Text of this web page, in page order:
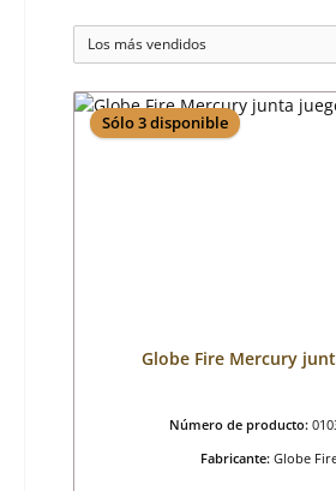
Sólo 3 disponible
Globe Fire Mercury
Número de producto:
Fabricante: Globe